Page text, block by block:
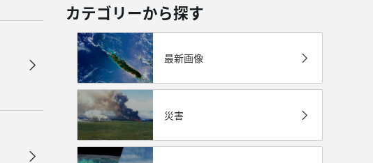
カテゴリーから探す
最新画像
災害